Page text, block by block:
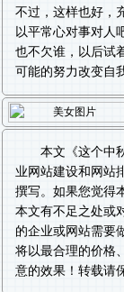
不过，这样也好，
以平常心对事对人
也不欠谁，以后试
可能的努力改变自
本文《这个中
业网站建设和 网站
撰写。如果您觉得
本文有不足之处或
的企业或网站需要
将以最合理的价格
意的效果！转载请